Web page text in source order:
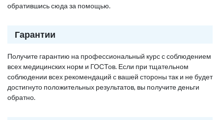
обратившись сюда за помощью.
Гарантии
Получите гарантию на профессиональный курс с соблюдением
всех медицинских норм и ГОСТов. Если при тщательном
соблюдении всех рекомендаций с вашей стороны так и не будет
достигнуто положительных результатов, вы получите деньги
обратно.